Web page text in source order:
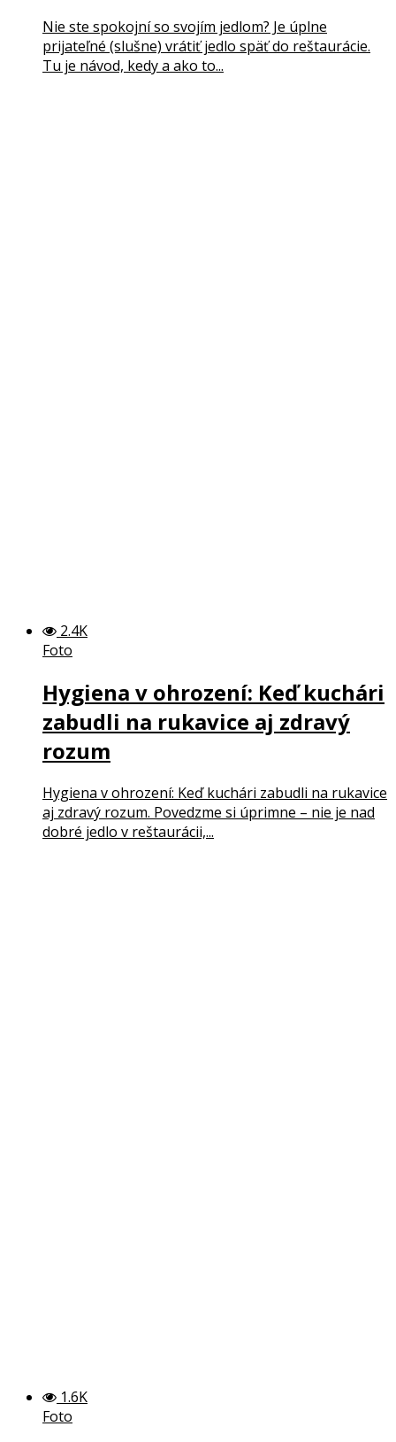
Nie ste spokojní so svojím jedlom? Je úplne
prijateľné (slušne) vrátiť jedlo späť do reštaurácie.
Tu je návod, kedy a ako to...
2.4K
Foto
Hygiena v ohrození: Keď kuchári
zabudli na rukavice aj zdravý
rozum
Hygiena v ohrození: Keď kuchári zabudli na rukavice
aj zdravý rozum. Povedzme si úprimne – nie je nad
dobré jedlo v reštaurácii,...
1.6K
Foto